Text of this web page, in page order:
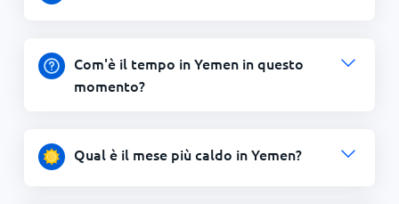
Com'è il tempo in Yemen in questo
momento?
Qual è il mese più caldo in Yemen?